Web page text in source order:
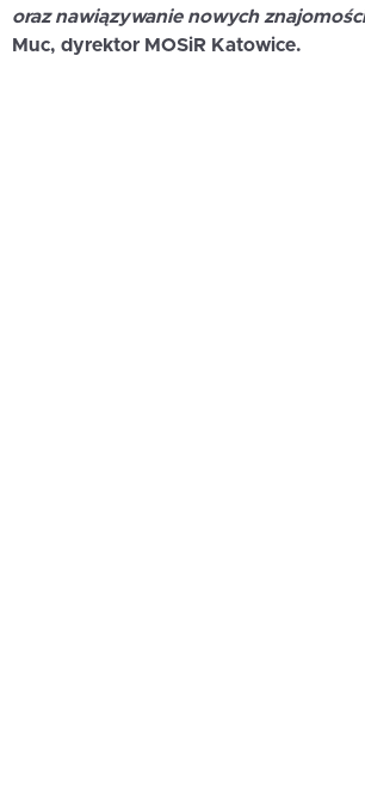
oraz nawiązywanie nowych znajomości
Muc, dyrektor MOSiR Katowice.